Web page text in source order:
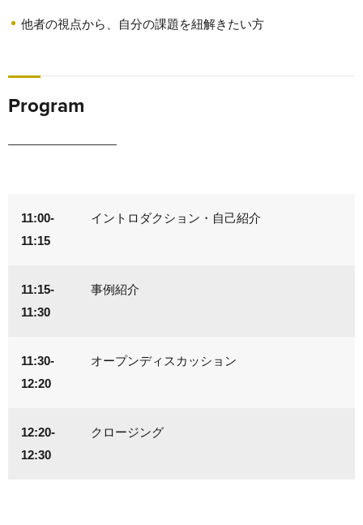
他者の視点から、自分の課題を紐解きたい方
Program
11:00-
11:15
イントロダクション・自己紹介
11:15-
11:30
事例紹介
11:30-
12:20
オープンディスカッション
12:20-
12:30
クロージング